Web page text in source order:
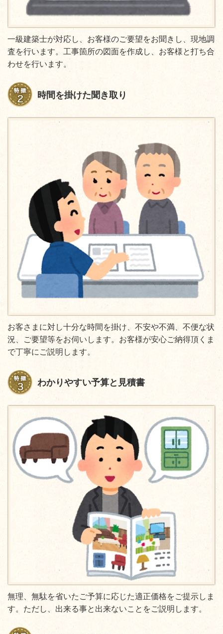
一級建築士が対応し、お客様のご要望をお聞きし、現地調
査を行います。工事箇所の図面を作成し、お客様と打ち合
わせを行います。
時間を掛けた聞き取り
お客さまに対し十分な時間を掛け、不安や不満、不便な状
況、ご要望等をお伺いします。お客様が安心ご納得頂くま
で丁寧にご説明します。
わかりやすい予算と見積書
無理、無駄を省いたご予算に応じた適正価格をご提示しま
す。ただし、出来る事と出来ないことをご説明します。